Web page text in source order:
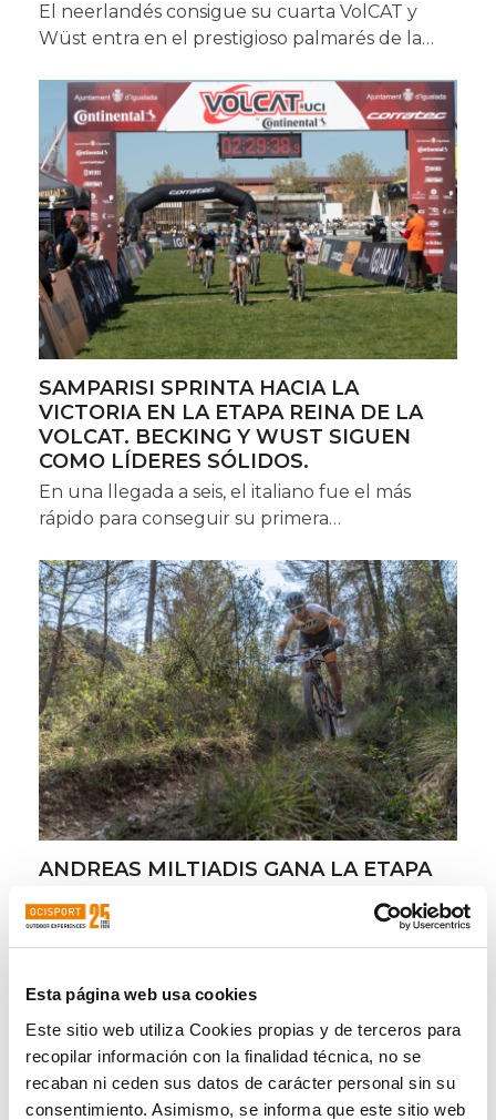
Esta página web usa cookies
Este sitio web utiliza Cookies propias y de terceros para
recopilar información con la finalidad técnica, no se
recaban ni ceden sus datos de carácter personal sin su
consentimiento. Asimismo, se informa que este sitio web
El neerlandés consigue su cuarta VolCAT y
Wüst entra en el prestigioso palmarés de la…
SAMPARISI SPRINTA HACIA LA
VICTORIA EN LA ETAPA REINA DE LA
VOLCAT. BECKING Y WUST SIGUEN
COMO LÍDERES SÓLIDOS.
En una llegada a seis, el italiano fue el más
rápido para conseguir su primera…
ANDREAS MILTIADIS GANA LA ETAPA
BECKING ASALTA EL LIDERADO. WUST
AUMENTA SU VENTAJA AL FRENTE DE
Segunda etapa y segundo desenlace en el
sprint. El campeón chipriota pudo aguantar
todos los…